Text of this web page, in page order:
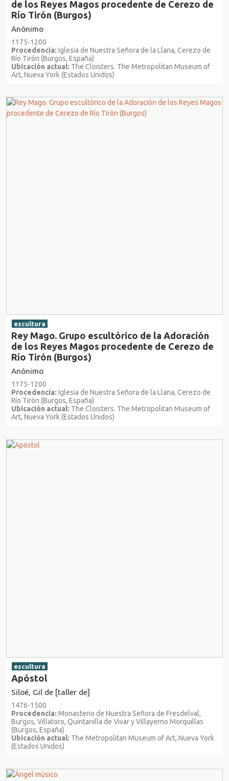
de los Reyes Magos procedente de Cerezo de
Río Tirón (Burgos)
Anónimo
1175-1200
Procedencia: Iglesia de Nuestra Señora de la Llana, Cerezo de
Río Tirón (Burgos, España)
Ubicación actual: The Cloisters. The Metropolitan Museum of
Art, Nueva York (Estados Unidos)
escultura
Rey Mago. Grupo escultórico de la Adoración
de los Reyes Magos procedente de Cerezo de
Río Tirón (Burgos)
Anónimo
1175-1200
Procedencia: Iglesia de Nuestra Señora de la Llana, Cerezo de
Río Tirón (Burgos, España)
Ubicación actual: The Cloisters. The Metropolitan Museum of
Art, Nueva York (Estados Unidos)
escultura
Apóstol
Siloé, Gil de [taller de]
1476-1500
Procedencia: Monasterio de Nuestra Señora de Fresdelval,
Burgos, Villatoro, Quintanilla de Vivar y Villayerno Morquillas
(Burgos, España)
Ubicación actual: The Metropolitan Museum of Art, Nueva York
(Estados Unidos)